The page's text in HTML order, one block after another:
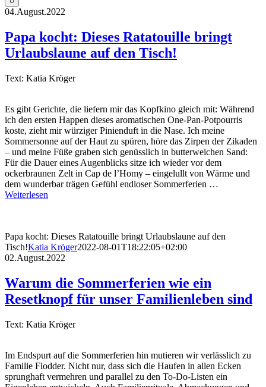
04.August.2022
Papa kocht: Dieses Ratatouille bringt
Urlaubslaune auf den Tisch!
Text: Katia Kröger
Es gibt Gerichte, die liefern mir das Kopfkino gleich mit: Während
ich den ersten Happen dieses aromatischen One-Pan-Potpourris
koste, zieht mir würziger Pinienduft in die Nase. Ich meine
Sommersonne auf der Haut zu spüren, höre das Zirpen der Zikaden
– und meine Füße graben sich genüsslich in butterweichen Sand:
Für die Dauer eines Augenblicks sitze ich wieder vor dem
ockerbraunen Zelt in Cap de l’Homy – eingelullt von Wärme und
dem wunderbar trägen Gefühl endloser Sommerferien …
Weiterlesen
Papa kocht: Dieses Ratatouille bringt Urlaubslaune auf den
Tisch!Katia Kröger2022-08-01T18:22:05+02:00
02.August.2022
Warum die Sommerferien wie ein
Resetknopf für unser Familienleben sind
Text: Katia Kröger
Im Endspurt auf die Sommerferien hin mutieren wir verlässlich zu
Familie Flodder. Nicht nur, dass sich die Haufen in allen Ecken
sprunghaft vermehren und parallel zu den To-Do-Listen ein